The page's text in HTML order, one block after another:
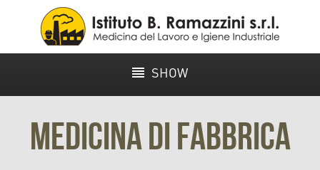
SHOW
MEDICINA DI FABBRICA